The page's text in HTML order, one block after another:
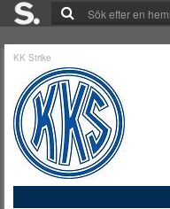
KK Strike